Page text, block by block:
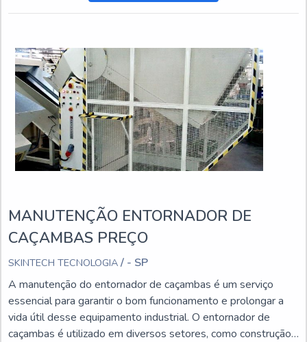
MANUTENÇÃO ENTORNADOR DE
CAÇAMBAS PREÇO
SKINTECH TECNOLOGIA / - SP
A manutenção do entornador de caçambas é um serviço
essencial para garantir o bom funcionamento e prolongar a
vida útil desse equipamento industrial. O entornador de
caçambas é utilizado em diversos setores, como construção